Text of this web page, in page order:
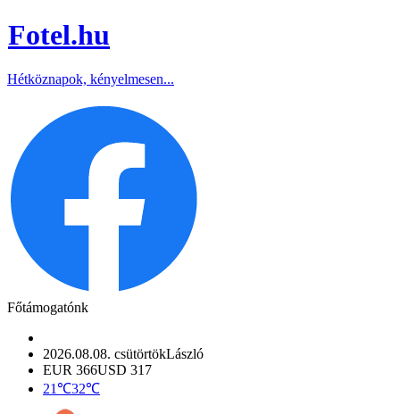
Fotel.hu
Hétköznapok, kényelmesen...
Főtámogatónk
2026.08.08. csütörtökLászló
EUR 366USD 317
21℃32℃